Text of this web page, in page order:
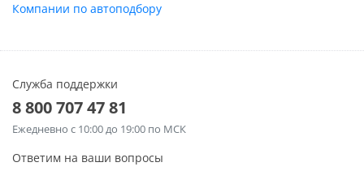
Компании по автоподбору
Служба поддержки
8 800 707 47 81
Ежедневно с 10:00 до 19:00 по МСК
Ответим на ваши вопросы